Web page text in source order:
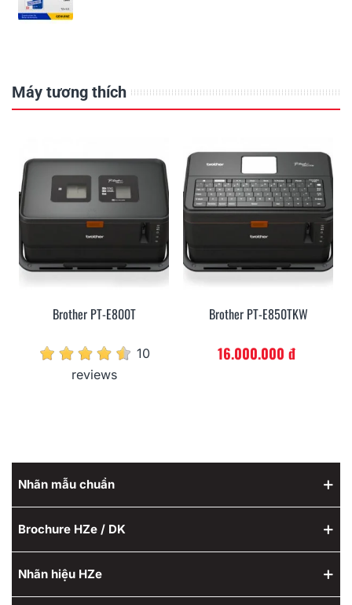
Máy tương thích
Brother PT-E800T
10
reviews
Brother PT-E850TKW
16.000.000 đ
Nhãn mẫu chuẩn
Brochure HZe / DK
Nhãn hiệu HZe